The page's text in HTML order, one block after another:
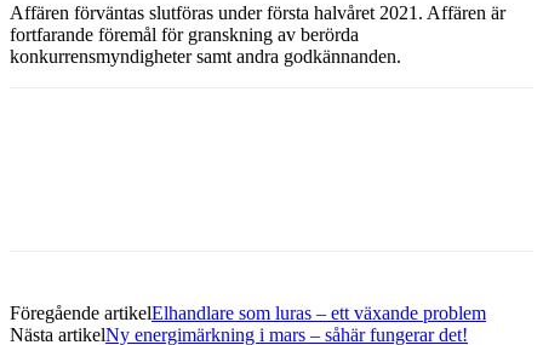
Affären förväntas slutföras under första halvåret 2021. Affären är
fortfarande föremål för granskning av berörda
konkurrensmyndigheter samt andra godkännanden.
Föregående artikelElhandlare som luras – ett växande problem
Nästa artikelNy energimärkning i mars – såhär fungerar det!